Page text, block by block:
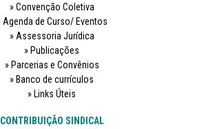
Convenção Coletiva
Agenda de Curso/ Eventos
Assessoria Jurídica
Publicações
Parcerias e Convênios
Banco de currículos
Links Úteis
CONTRIBUIÇÃO SINDICAL